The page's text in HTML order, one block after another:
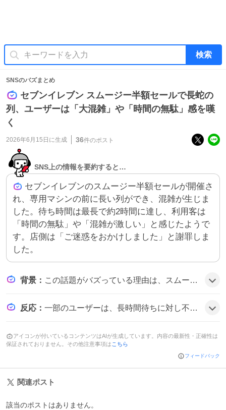
検索
SNSのバズまとめ
セブンイレブン スムージー半額セールで長蛇の
列、ユーザーは「大混雑」や「時間の無駄」感を嘆
く
2026年6月15日 に生成 36件のポスト
SNS上の情報を要約すると…
セブンイレブンのスムージー半額セールが開催さ
れ、専用マシンの前に長い列ができ、混雑が生じま
した。待ち時間は最長で約2時間に達し、利用客は
「時間の無駄」や「混雑が激しい」と感じたようで
す。店側は「ご迷惑をおかけしました」と謝罪しま
した。
背景 ： この話題がバズっている理由は、スムージーが150円という破格の価格で提供されたことと、期間限定の1日だけという希少性がユーザーの購買意欲を刺激したためです。さらに、専用マシンが1店舗1台しかないことが列を長くし、SNSで「混雑が激しい」や「時間の無駄」などのリアクションが拡散された可能性があります。
反応 ： 一部のユーザーは、長時間待ちに対し不満や嘲笑の声を上げており、例えば「待ち時間が長すぎる」「半額の代償が高すぎる」などのコメントが見られます。全体としては、混雑への不満とともに、セール自体への関心も高まっています。
アイコンが付いているコンテンツはAIが生成しています。内容の最新性・正確性は
保証されておりません。その他注意事項は こちら
フィードバック
関連ポスト
該当のポストはありません。